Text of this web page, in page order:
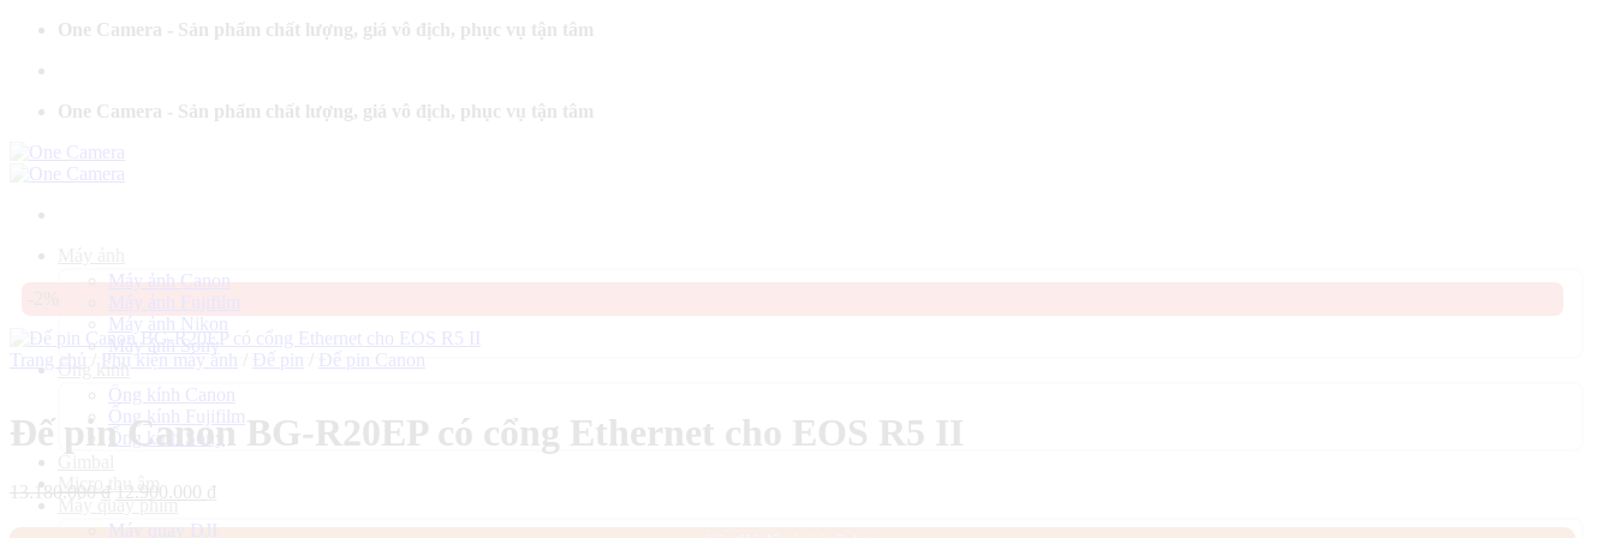
One Camera - Sản phẩm chất lượng, giá vô địch, phục vụ tận tâm
One Camera - Sản phẩm chất lượng, giá vô địch, phục vụ tận tâm
Máy ảnh Canon
Máy ảnh Nikon
Máy ảnh Sony
Ống kính
Ống kính Canon
Ống kính Fujifilm
Ống kính Sony
Micro thu âm
Máy quay phim
Máy quay DJI
Trang chủ Phụ kiện máy ảnh Đế pin Đế pin Canon
Đế pin Canon BG-R20EP có cổng Ethernet cho EOS R5 II
13.180.000₫
Giá
là:
12.900.000 ₫
tại